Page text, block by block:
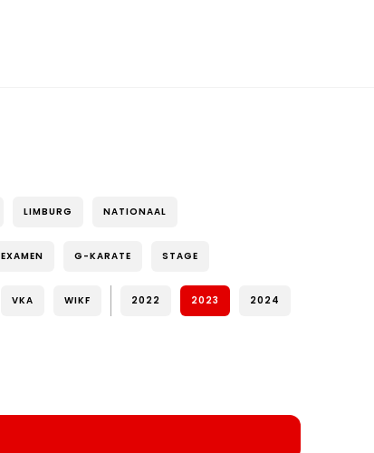
LIMBURG NATIONAAL
EXAMEN G-KARATE STAGE
VKA WIKF 2022 2023 2024